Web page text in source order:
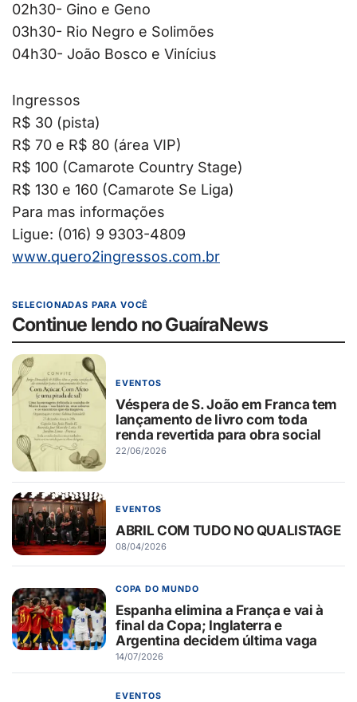
02h30- Gino e Geno
03h30- Rio Negro e Solimões
04h30- João Bosco e Vinícius
Ingressos
R$ 30 (pista)
R$ 70 e R$ 80 (área VIP)
R$ 100 (Camarote Country Stage)
R$ 130 e 160 (Camarote Se Liga)
Para mas informações
Ligue: (016) 9 9303-4809
www.quero2ingressos.com.br
SELECIONADAS PARA VOCÊ
Continue lendo no GuaíraNews
EVENTOS
Véspera de S. João em Franca tem
lançamento de livro com toda
renda revertida para obra social
22/06/2026
EVENTOS
ABRIL COM TUDO NO QUALISTAGE
08/04/2026
COPA DO MUNDO
Espanha elimina a França e vai à
final da Copa; Inglaterra e
Argentina decidem última vaga
14/07/2026
EVENTOS